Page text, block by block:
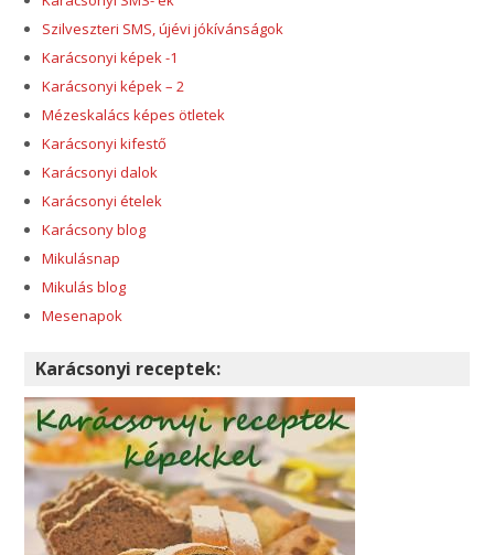
Szilveszteri SMS, újévi jókívánságok
Karácsonyi képek -1
Karácsonyi képek – 2
Mézeskalács képes ötletek
Karácsonyi kifestő
Karácsonyi dalok
Karácsonyi ételek
Karácsony blog
Mikulásnap
Mikulás blog
Mesenapok
Karácsonyi receptek: